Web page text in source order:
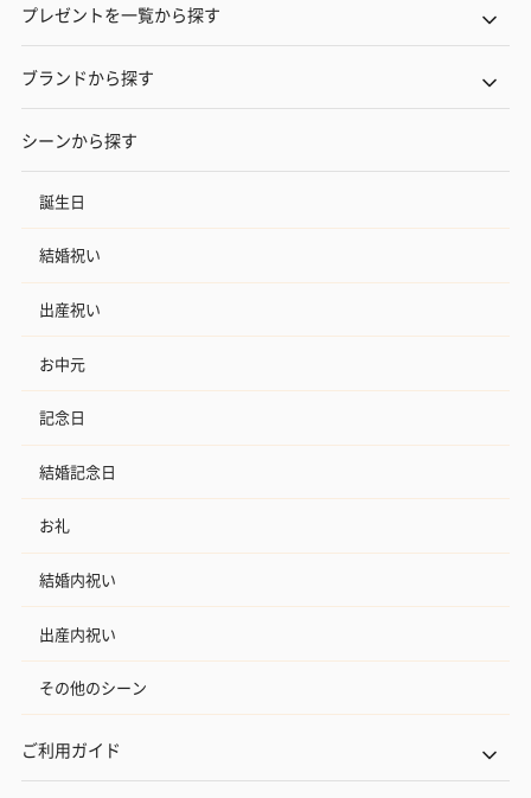
プレゼントを一覧から探す
ブランドから探す
シーンから探す
誕生日
結婚祝い
出産祝い
お中元
記念日
結婚記念日
お礼
結婚内祝い
出産内祝い
その他のシーン
ご利用ガイド